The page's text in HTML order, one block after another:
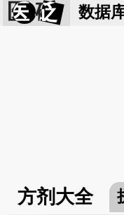
医 砭 数据
方剂大全